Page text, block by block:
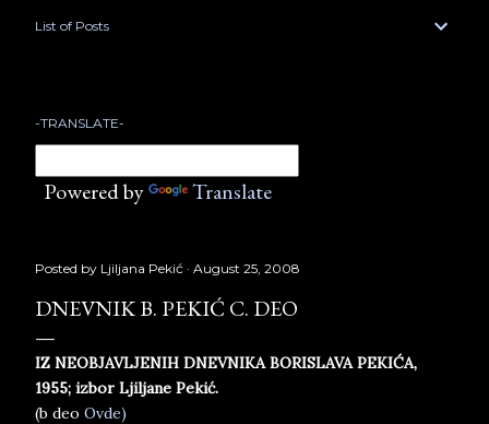
List of Posts
-TRANSLATE-
Powered by Translate
Posted by Ljiljana Pekić August 25, 2008
DNEVNIK B. PEKIĆ C. DEO
IZ NEOBJAVLJENIH DNEVNIKA BORISLAVA PEKIĆA,
1955; izbor Ljiljane Pekić.
(b deo Ovde)